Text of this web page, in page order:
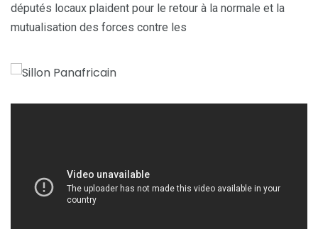
députés locaux plaident pour le retour à la normale et la
mutualisation des forces contre les